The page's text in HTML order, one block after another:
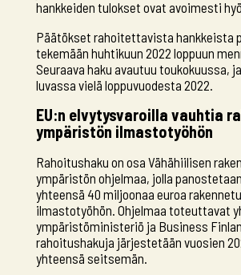
hankkeiden tulokset ovat avoimesti
Päätökset rahoitettavista hankkeista
tekemään huhtikuun 2022 loppuun
Seuraava haku avautuu toukokuussa,
luvassa vielä loppuvuodesta 2022.
EU:n elvytysvaroilla vauhtia
ympäristön ilmastotyöhön
Rahoitushaku on osa Vähähiilisen
ympäristön ohjelmaa, jolla
yhteensä 40 miljoonaa euroa
ilmastotyöhön. Ohjelmaa toteuttavat
ympäristöministeriö ja Business
rahoitushakuja järjestetään vuosien
yhteensä seitsemän.